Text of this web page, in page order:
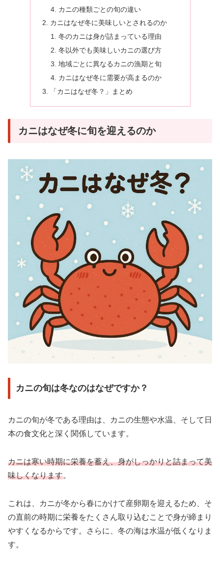
カニの種類ごとの旬の違い
カニはなぜ冬に美味しいとされるのか
冬のカニは身が詰まっている理由
冬以外でも美味しいカニの選び方
地域ごとに異なるカニの漁期と旬
カニはなぜ冬に需要が高まるのか
「カニはなぜ冬？」まとめ
カニはなぜ冬に旬を迎えるのか
カニの旬は冬なのはなぜですか？
カニの旬が冬である理由は、カニの生態や水温、そして日
本の食文化と深く関係しています。
カニは寒い時期に栄養を蓄え、身がしっかりと詰まって美
味しくなります。
これは、カニが冬から春にかけて産卵期を迎えるため、そ
の直前の時期に栄養をたくさん取り込むことで身が締まり
やすくなるからです。さらに、冬の海は水温が低くなりま
す。